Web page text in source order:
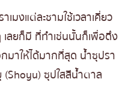
มงแต่ละชามใช้เวลาเคี่ยว
เลยก็มี ที่ทำเช่นนั้นก็เพื่อดึง
าให้ได้มากที่สุด น้ำซุปรา
(Shoyu) ซุปใสสีน้ำตาล